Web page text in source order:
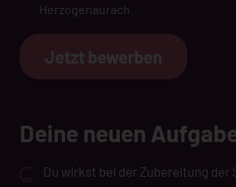
Herzogenaurach
Jetzt bewerben
Deine neuen
Du wirkst bei der Zubereitung der